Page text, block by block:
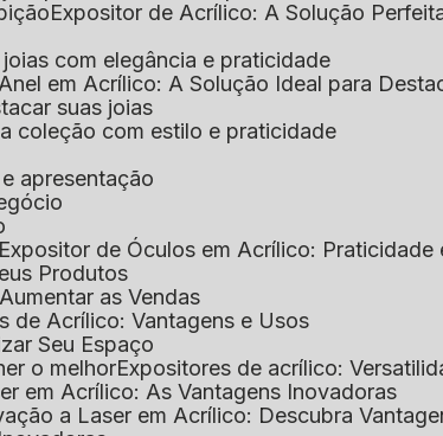
Expositor de Acrílico: A Solução
com elegância e praticidade
Anel em Acrílico: A Solução Ideal para
suas joias
coleção com estilo e praticidade
apresentação
Expositor de Óculos em Acrílico: Praticidade
Produtos
as Vendas
de Acrílico: Vantagens e Usos
Seu Espaço
o melhor Expositores de acrílico:
em Acrílico: As Vantagens Inovadoras
a Laser em Acrílico: Descubra